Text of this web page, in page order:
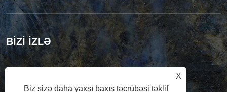
BİZİ İZLƏ
X
Biz sizə daha yaxşı baxış təcrübəsi təklif